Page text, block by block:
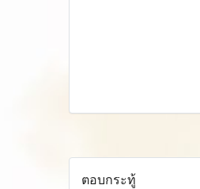
ตอบกระทู้